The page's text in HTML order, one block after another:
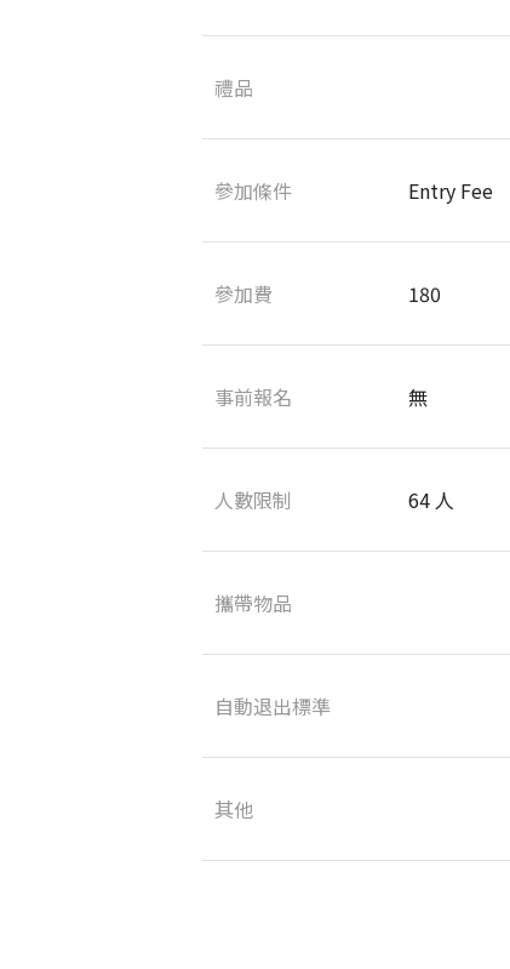
禮品
參加條件 Entry Fee
參加費 180
事前報名 無
人數限制 64 人
攜帶物品
自動退出標準
其他